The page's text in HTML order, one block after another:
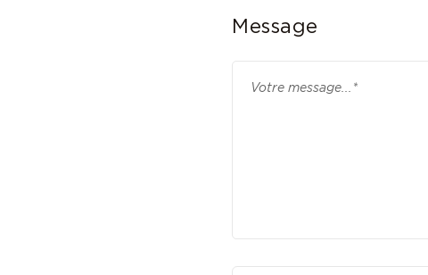
Message